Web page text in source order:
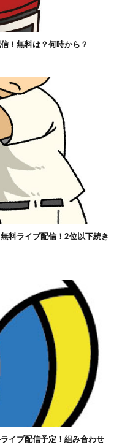
！無料は？何時から？
料ライブ配信！2位以下続き
イブ配信予定！組み合わせ